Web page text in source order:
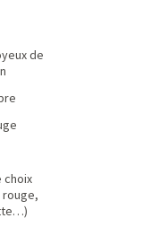
de
choix
rouge,